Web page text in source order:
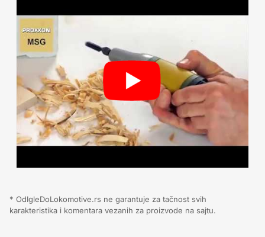
* OdIgleDoLokomotive.rs ne garantuje za tačnost svih
karakteristika i komentara vezanih za proizvode na sajtu.